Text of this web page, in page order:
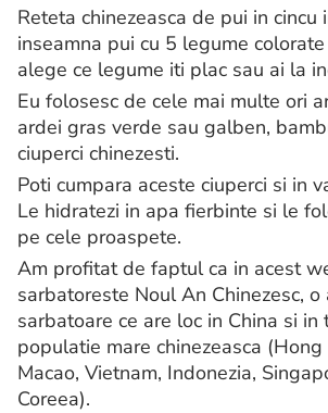
Reteta chinezeasca de pui in cincu
inseamna pui cu 5 legume
alege ce legume iti plac sau ai la
Eu folosesc de cele mai multe ori
ardei gras verde sau galben,
ciuperci chinezesti.
Poti cumpara aceste ciuperci si in
Le hidratezi in apa fierbinte si le
pe cele proaspete.
Am profitat de faptul ca in acest
sarbatoreste Noul An Chinezesc, o
sarbatoare ce are loc in China si in
populatie mare chinezeasca (Hong
Macao, Vietnam, Indonezia,
Coreea).